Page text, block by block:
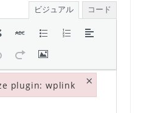
ビジュアル コード
plugin: wplink ×
plugin: wplink